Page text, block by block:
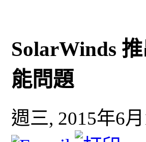
SolarWinds
能問題
週三, 2015年6